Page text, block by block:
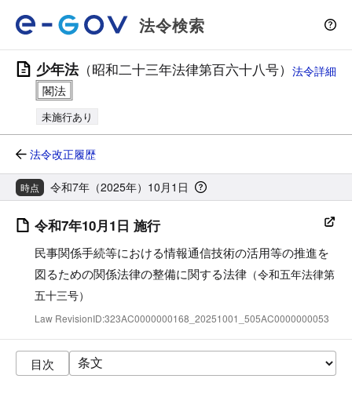
法令検索
少年法（昭和二十三年法律第百六十八号）
未施行あり
法令詳細
法令改正履歴
時点 令和7年（2025年）10月1日
令和7年10月1日 施行
民事関係手続等における情報通信技術の活用等の推進を
図るための関係法律の整備に関する法律 （令和五年法律第
五十三号）
Law RevisionID:323AC0000000168_20251001_505AC0000000053
目次